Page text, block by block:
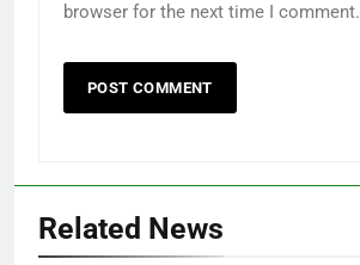
browser for the next time I comment.
Related News